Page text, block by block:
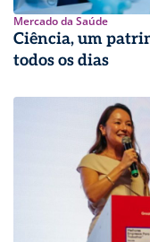
Mercado da Saúde
Ciência, um
todos os dias